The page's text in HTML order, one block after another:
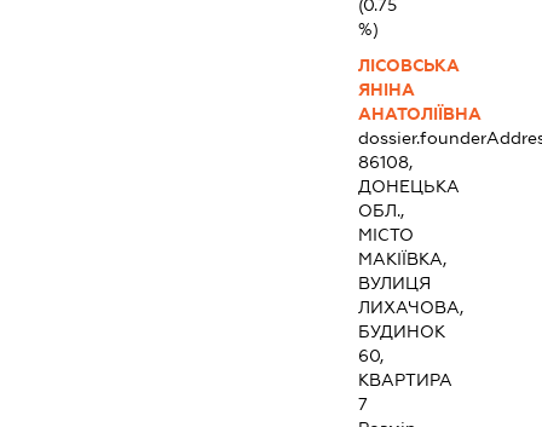
(0.75
%)
ЛІСОВСЬКА
ЯНІНА
АНАТОЛІЇВНА
86108,
ДОНЕЦЬКА
ОБЛ.,
МІСТО
МАКІЇВКА,
ВУЛИЦЯ
ЛИХАЧОВА,
БУДИНОК
60,
КВАРТИРА
7